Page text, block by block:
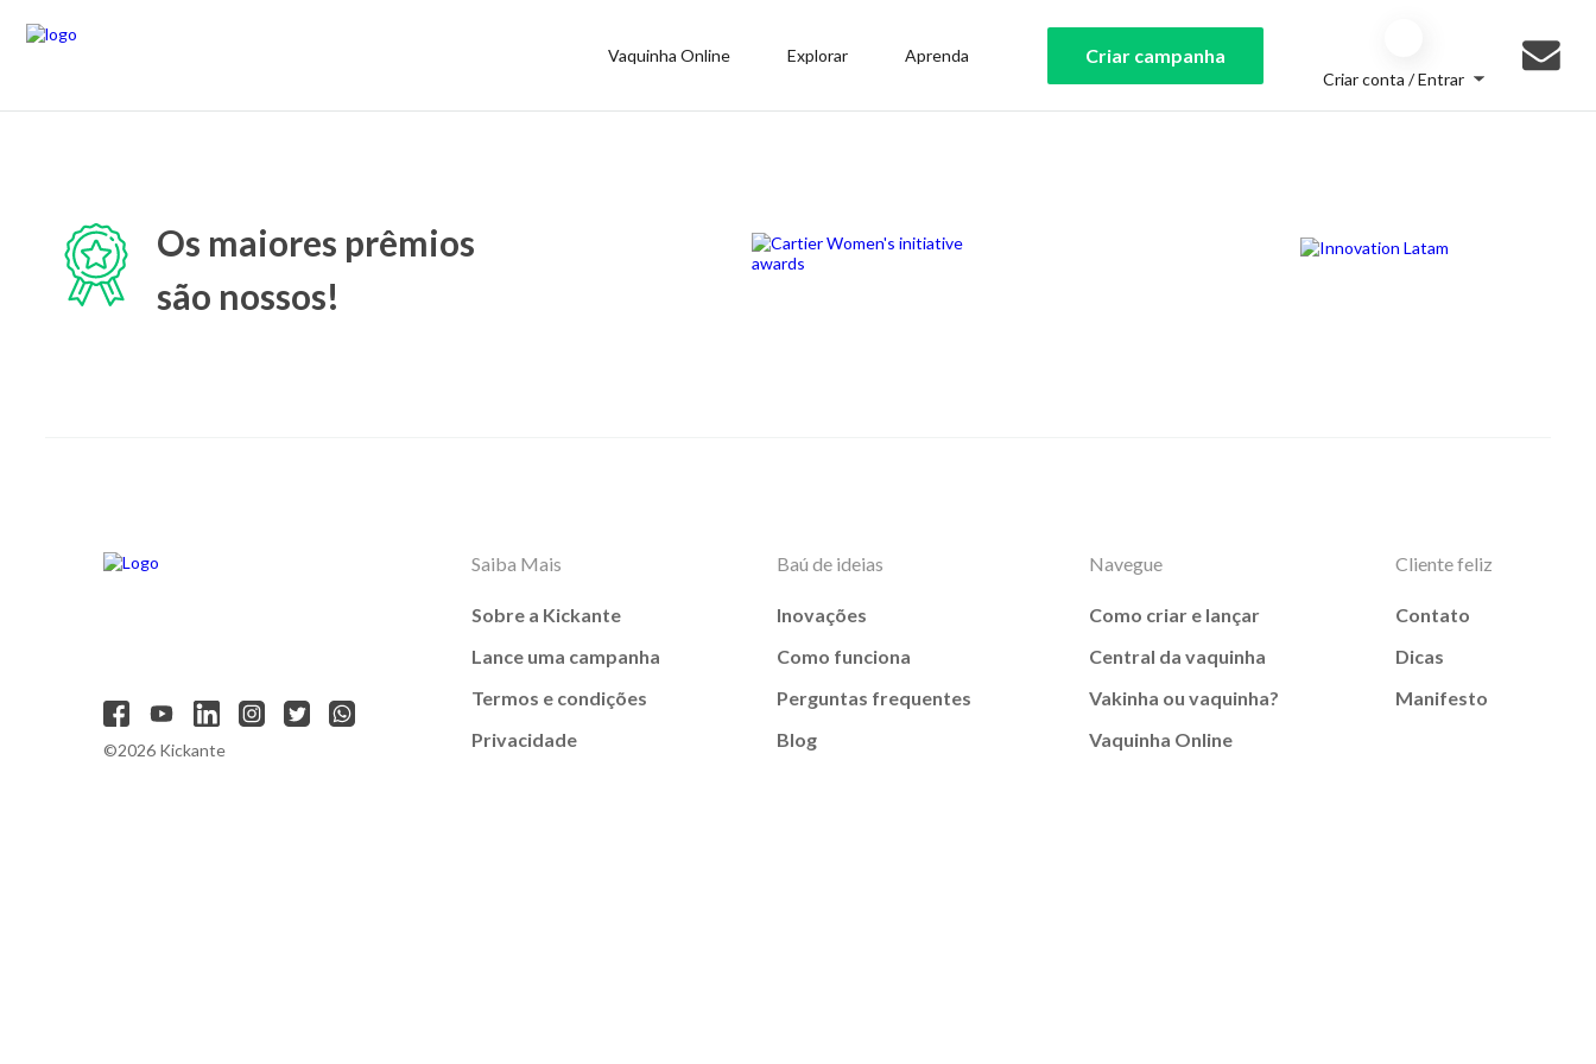
Vaquinha Online Explorar Aprenda Criar campanha
Criar conta / Entrar
Os maiores prêmios
são nossos!
©2026 Kickante
Saiba Mais
Sobre a Kickante
Lance uma campanha
Termos e condições
Privacidade
Baú de ideias
Inovações
Como funciona
Perguntas frequentes
Blog
Navegue
Como criar e lançar
Central da vaquinha
Vakinha ou vaquinha?
Vaquinha Online
Cliente feliz
Contato
Dicas
Manifesto